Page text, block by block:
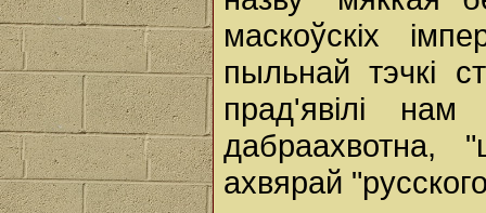
маскоўскіх
пыльнай тэчкі
прад'явілі
дабраахвотна,
ахвярай